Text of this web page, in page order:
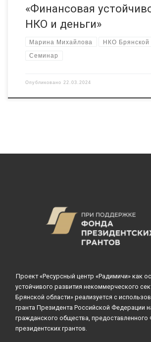
«Финансовая
НКО и деньги»
Марина Михайлова НКО Брянской
Семинар
Опубликовано 22.03.2024
Проект «Ресурсный центр «Радимичи» как
устойчивого развития некоммерческого
Брянской области» реализуется с
гранта Президента Российской Федерации
гражданского общества,
президентских грантов.